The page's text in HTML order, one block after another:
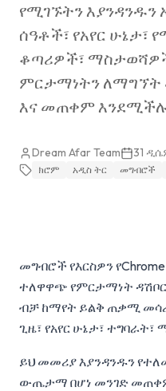
የሚገኙትን እያንዳንዱን
ሰዓቶች፣ የአየር ሁኔታ፣
ቆጣሪዎች፣
ምርታማነትን ለማግኘት
እና መጠቀም
Dream Afar Team 31
ክሮም አዲስ ትር መግብሮች
መግብሮች የእርስዎን
ተለዋዋጭ የምርታማነት
ብቻ ከማየት ይልቅ ጠቃሚ
ጊዜ፣ የአየር ሁኔታ፣
ይህ መመሪያ እያንዳንዱን
ውጤታማ በሆነ መንገድ